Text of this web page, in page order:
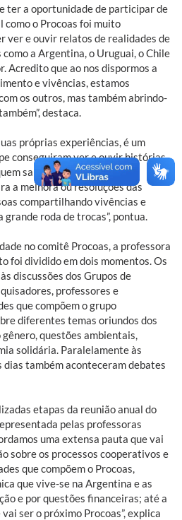
ter a oportunidade de participar de
como o Procoas foi muito
ver e ouvir relatos de realidades de
a Argentina, o Uruguai, o Chile
Acredito que ao nos dispormos a
e vivências, estamos
os outros, mas também abrindo-
destaca.
próprias experiências, é um
conseguiram ver e ouvir histórias
sabe contribuir ou então
a melhora ou resoluções das
compartilhando vivências e
roda de trocas”, pontua.
no comitê Procoas, a professora
foi dividido em dois momentos. Os
discussões dos Grupos de
professores e
que compõem o grupo
diferentes temas oriundos dos
questões ambientais,
solidária. Paralelamente às
dias também aconteceram debates
etapas da reunião anual do
pelas professoras
uma extensa pauta que vai
sobre os processos cooperativos e
que compõem o Procoas,
que vive-se na Argentina e as
e por questões financeiras; até a
ser o próximo Procoas”, explica